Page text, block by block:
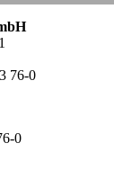
76-0
0